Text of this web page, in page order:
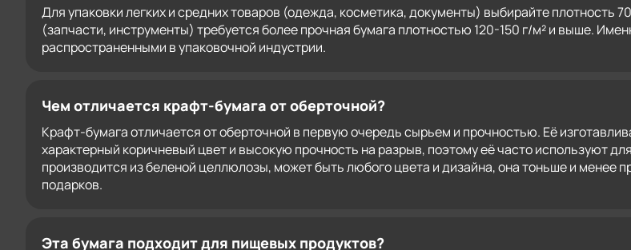
Для упаковки легких и средних товаров (одежда, косметика, документы) выбирайте плотность
(запчасти, инструменты) требуется более прочная бумага плотностью 120-150 г/м² и выше.
распространенными в упаковочной индустрии.
Чем отличается крафт-бумага от оберточной?
Крафт-бумага отличается от оберточной в первую очередь сырьем и прочностью. Её
характерный коричневый цвет и высокую прочность на разрыв, поэтому её часто используют
производится из беленой целлюлозы, может быть любого цвета и дизайна, она тоньше и менее
подарков.
Эта бумага подходит для пищевых продуктов?